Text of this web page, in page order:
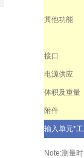
其他功能
接口
电源供应
体积及重量
附件
输入单元*
Note:测量